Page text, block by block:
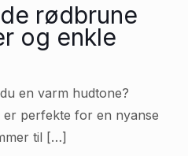
rødbrune
og enkle
en varm hudtone?
er perfekte for en nyanse
til […]